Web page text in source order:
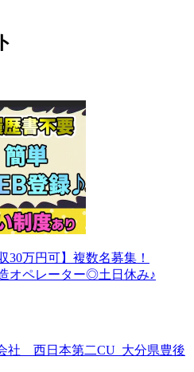
30万円可】複数名募集！
オペレーター◎土日休み♪
社 西日本第二CU_大分県豊後